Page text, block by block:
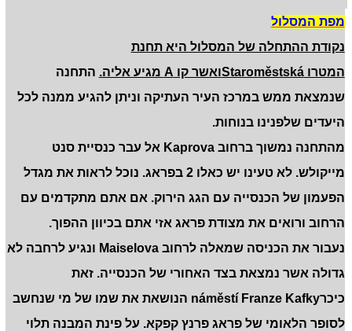
מפת המסלול
נקודת ההתחלה של המסלול היא תחנת
המטרוStaroměstskáואשר קו A מגיע אליה. התחנה
שנמצאת ממש במרכז העיר העתיקה וניתן להגיע ממנה לכל
היעדים שלפנינו בנוחות.
מהתחנה נמשוך ברחובKaprova אל עבר כנסיית סנט
מייקולש. לא טעינו יש כאלו 2 בפראג. נוכל לראות את מגדל
הפעמון של הכנסייה עם הגג הירוק. אם אתם מתקדמים עם
הרחוב ורואים את מצודת פראג אזי אתם בכיוון ההפוך.
נעבור את הכניסה שמאלה לרחובMaiselova ונגיע לרחבה לא
גדולה אשר נמצאת בצד האחורי של הכנסייה. זאת
כיכרnáměstí Franze Kafky הנושאת את שמו של מי שנחשב
לסופר הלאומי של פראג פרנץ קפקא. על פינת המבנה תלוי